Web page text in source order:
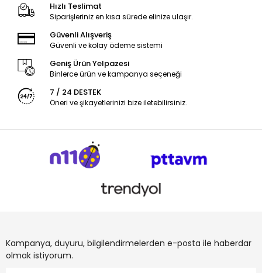
Hızlı Teslimat
Siparişleriniz en kısa sürede elinize ulaşır.
Güvenli Alışveriş
Güvenli ve kolay ödeme sistemi
Geniş Ürün Yelpazesi
Binlerce ürün ve kampanya seçeneği
7 / 24 DESTEK
Öneri ve şikayetlerinizi bize iletebilirsiniz.
Kampanya, duyuru, bilgilendirmelerden e-posta ile haberdar
olmak istiyorum.